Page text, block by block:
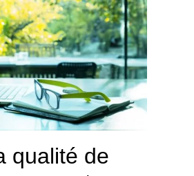
qualité de